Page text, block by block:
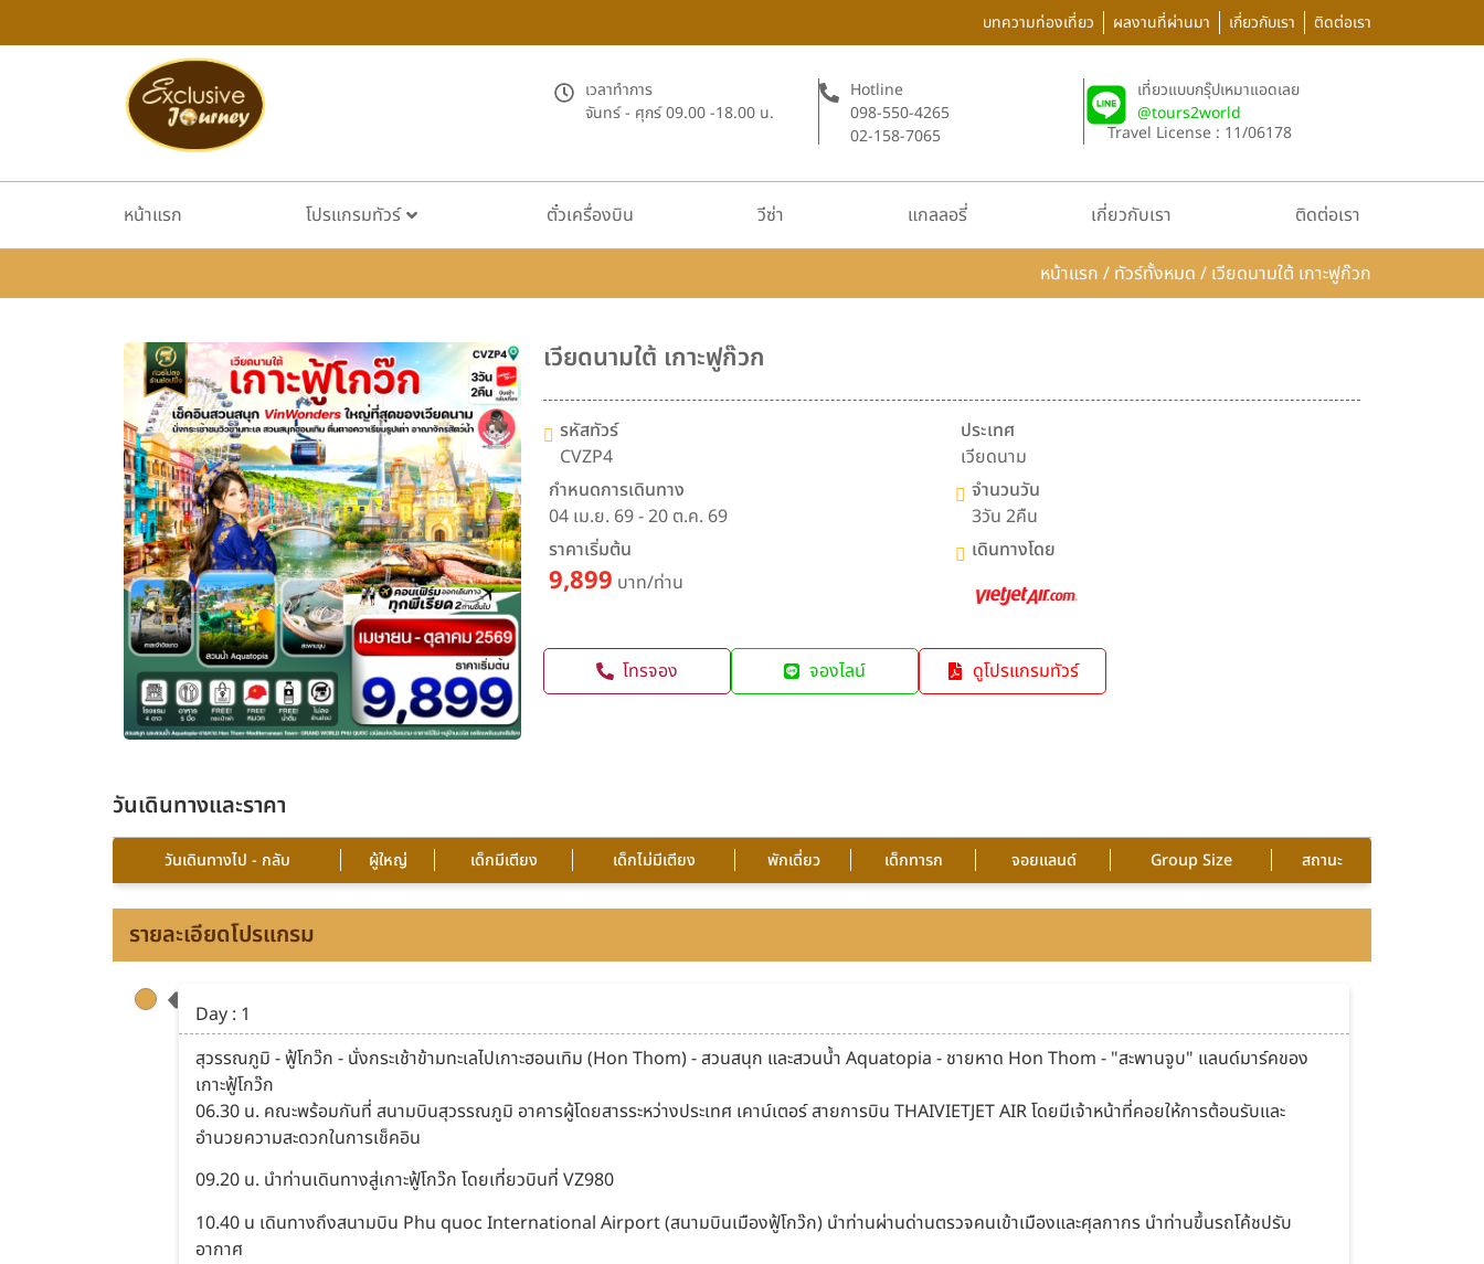
บทความท่องเที่ยว ผลงานที่ผ่านมา เกี่ยวกับเรา ติดต่อเรา
เวลาทำการ
จันทร์ - ศุกร์ 09.00 -18.00 น.
Hotline
098-550-4265
02-158-7065
เที่ยวแบบกรุ๊ปเหมาแอดเลย
@tours2world
Travel License : 11/06178
หน้าแรก โปรแกรมทัวร์ ตั๋วเครื่องบิน วีซ่า แกลลอรี่ เกี่ยวกับเรา ติดต่อเรา
หน้าแรก / ทัวร์ทั้งหมด / เวียดนามใต้ เกาะฟูก๊วก
เวียดนามใต้ เกาะฟูก๊วก
รหัสทัวร์
CVZP4
ประเทศ
เวียดนาม
กำหนดการเดินทาง
04 เม.ย. 69 - 20 ต.ค. 69
จำนวนวัน
3วัน 2คืน
ราคาเริ่มต้น
9,899 บาท/ท่าน
เดินทางโดย
โทรจอง จองไลน์ ดูโปรแกรมทัวร์
วันเดินทางและราคา
วันเดินทางไป - กลับ ผู้ใหญ่ เด็กมีเตียง เด็กไม่มีเตียง พักเดี่ยว เด็กทารก จอยแลนด์ Group Size สถานะ
รายละเอียดโปรแกรม
Day : 1
สุวรรณภูมิ - ฟู้โกว๊ก - นั่งกระเช้าข้ามทะเลไปเกาะฮอนเทิม (Hon Thom) - สวนสนุก และสวนน้ำ Aquatopia - ชายหาด Hon Thom - "สะพานจูบ" แลนด์มาร์คของ
เกาะฟู้โกว๊ก
06.30 น. คณะพร้อมกันที่ สนามบินสุวรรณภูมิ อาคารผู้โดยสารระหว่างประเทศ เคาน์เตอร์ สายการบิน THAIVIETJET AIR โดยมีเจ้าหน้าที่คอยให้การต้อนรับและ
อำนวยความสะดวกในการเช็คอิน
09.20 น. นำท่านเดินทางสู่เกาะฟู้โกว๊ก โดยเที่ยวบินที่ VZ980
10.40 น เดินทางถึงสนามบิน Phu quoc International Airport (สนามบินเมืองฟู้โกว๊ก) นำท่านผ่านด่านตรวจคนเข้าเมืองและศุลกากร นำท่านขึ้นรถโค้ชปรับ
อากาศ